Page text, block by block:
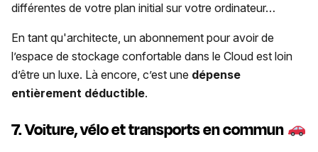
différentes de votre plan initial sur votre ordinateur…
En tant qu'architecte, un abonnement pour avoir de
l’espace de stockage confortable dans le Cloud est loin
d’être un luxe. Là encore, c’est une dépense
entièrement déductible.
7. Voiture, vélo et transports en commun